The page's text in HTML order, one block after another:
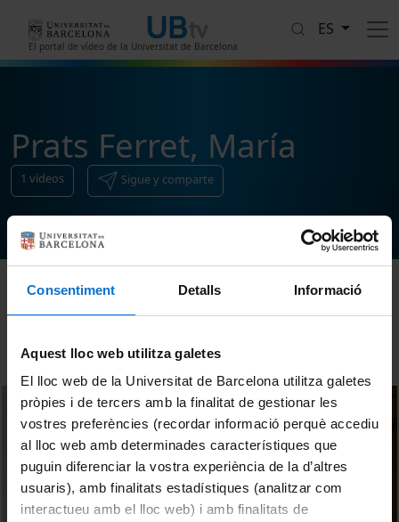
Consentiment Detalls Informació
Aquest lloc web utilitza galetes
El lloc web de la Universitat de Barcelona utilitza galetes
pròpies i de tercers amb la finalitat de gestionar les
vostres preferències (recordar informació perquè accediu
al lloc web amb determinades característiques que
puguin diferenciar la vostra experiència de la d’altres
usuaris), amb finalitats estadístiques (analitzar com
interactueu amb el lloc web) i amb finalitats de
El portal de vídeo de la Universitat de Barcelona
ES
Prats Ferret, María
1 vídeos Sigue y comparte
Ordenar